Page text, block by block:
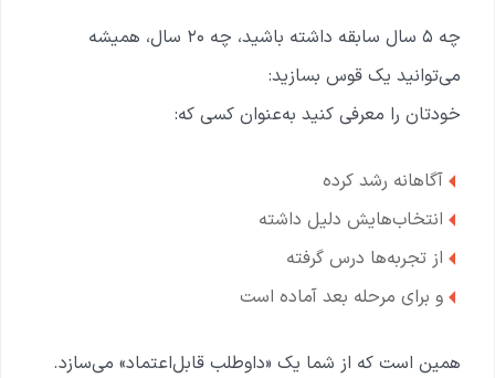
چه ۵ سال سابقه داشته باشید، چه ۲۰ سال، همیشه
می‌توانید یک قوس بسازید:
خودتان را معرفی کنید به‌عنوان کسی که:
آگاهانه رشد کرده
انتخاب‌هایش دلیل داشته
از تجربه‌ها درس گرفته
و برای مرحله بعد آماده است
همین است که از شما یک «داوطلب قابل‌اعتماد» می‌سازد.